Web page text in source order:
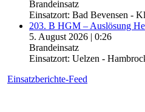
Brandeinsatz
Einsatzort: Bad Bevensen -
203. B HGM – Auslösung
5. August 2026 | 0:26
Brandeinsatz
Einsatzort: Uelzen -
Einsatzberichte-Feed